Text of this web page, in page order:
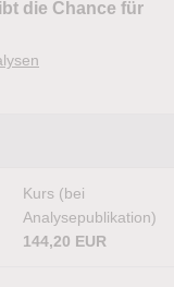
die Chance für
Kurs (bei
Analysepublikation)
144,20 EUR